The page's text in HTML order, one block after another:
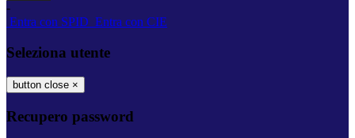
-
Entra con SPID Entra con CIE
Seleziona utente
button close ×
Recupero password